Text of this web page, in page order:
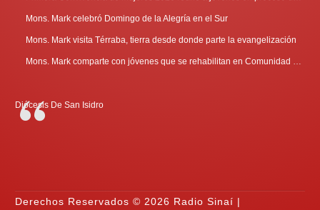
Mons. Mark celebró Domingo de la Alegría en el Sur
Mons. Mark visita Térraba, tierra desde donde parte la evangelización
Diócesis De San Isidro
Derechos Reservados © 2026 Radio Sinaí |